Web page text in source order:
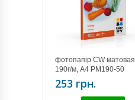
фотопапір CW матовая
190г/м, A4 PM190-50
(PM190050A4)
253 грн.